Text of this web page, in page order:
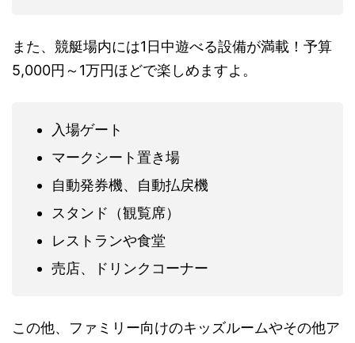
また、競艇場内には1日中遊べる設備が満載！予算
5,000円～1万円ほどで楽しめますよ。
入場ゲート
マークシート置き場
自動発券機、自動払戻機
スタンド（観覧席）
レストランや食堂
売店、ドリンクコーナー
この他、ファミリー向けのキッズルームやその他ア